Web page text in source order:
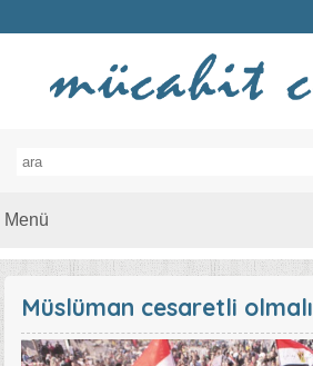
Müslüman cesaretli olmalı